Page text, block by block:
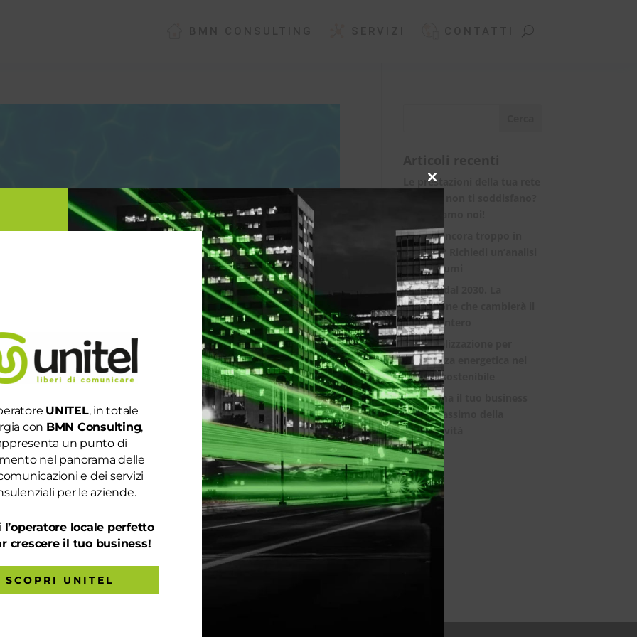
Auguriamo a tutti i nostri Clienti una serena estate. Le
riposo.Il nostro gruppo ti augura una serena estate 2021.
Le prestazioni della tua rete
Spendi ancora troppo in
bolletta? Richiedi un’analisi
dei consumi
Rete 6G dal 2030. La
rivoluzione che cambierà il
mondo intero
La digitalizzazione per
l’efficienza energetica nel
mondo sostenibile
Trasforma il tuo business
con il massimo della
connettività
Close
UNITEL, in totale
con BMN Consulting,
un punto di
nel panorama delle
e dei servizi
per le aziende.
l’operatore locale perfetto
crescere il tuo business!
SCOPRI UNITEL